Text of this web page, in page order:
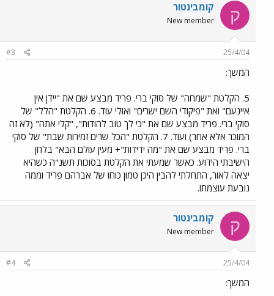
ק קומבינטור
New member
25/4/04
#3
המשך:
5. הקלטת "שמחה" של סוקי ברי. פריד מבצע שם את "יידן אין
איינעם" ואת "פיקודי השם ישרים" ואולי עוד. 6. הקלטת "הלל" של
סוקי ברי. פריד מבצע שם את "כי לך טוב להודות", "קלי אתה" (לא זה
המוכר אלא אחר) ועוד. 7. הקלטת "הכל שרים זמירות שבת" של סוקי
ברי. פריד מבצע שם את "מה ידידות"+ מעין עולם הבא" בלחן
הישיבתי הידוע. כאשר שמעתי את הקלטת בסוכות תשנ"ה כשהיא
יצאה לאור, התחלתי להבין היכן טמון כוחו של אברהם פריד וממה
נובעת עוצמתו.
ק קומבינטור
New member
25/4/04
#4
המשך: